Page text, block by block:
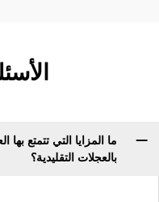
ما المزايا التي تتمتع
بالعجلات التقليدية؟